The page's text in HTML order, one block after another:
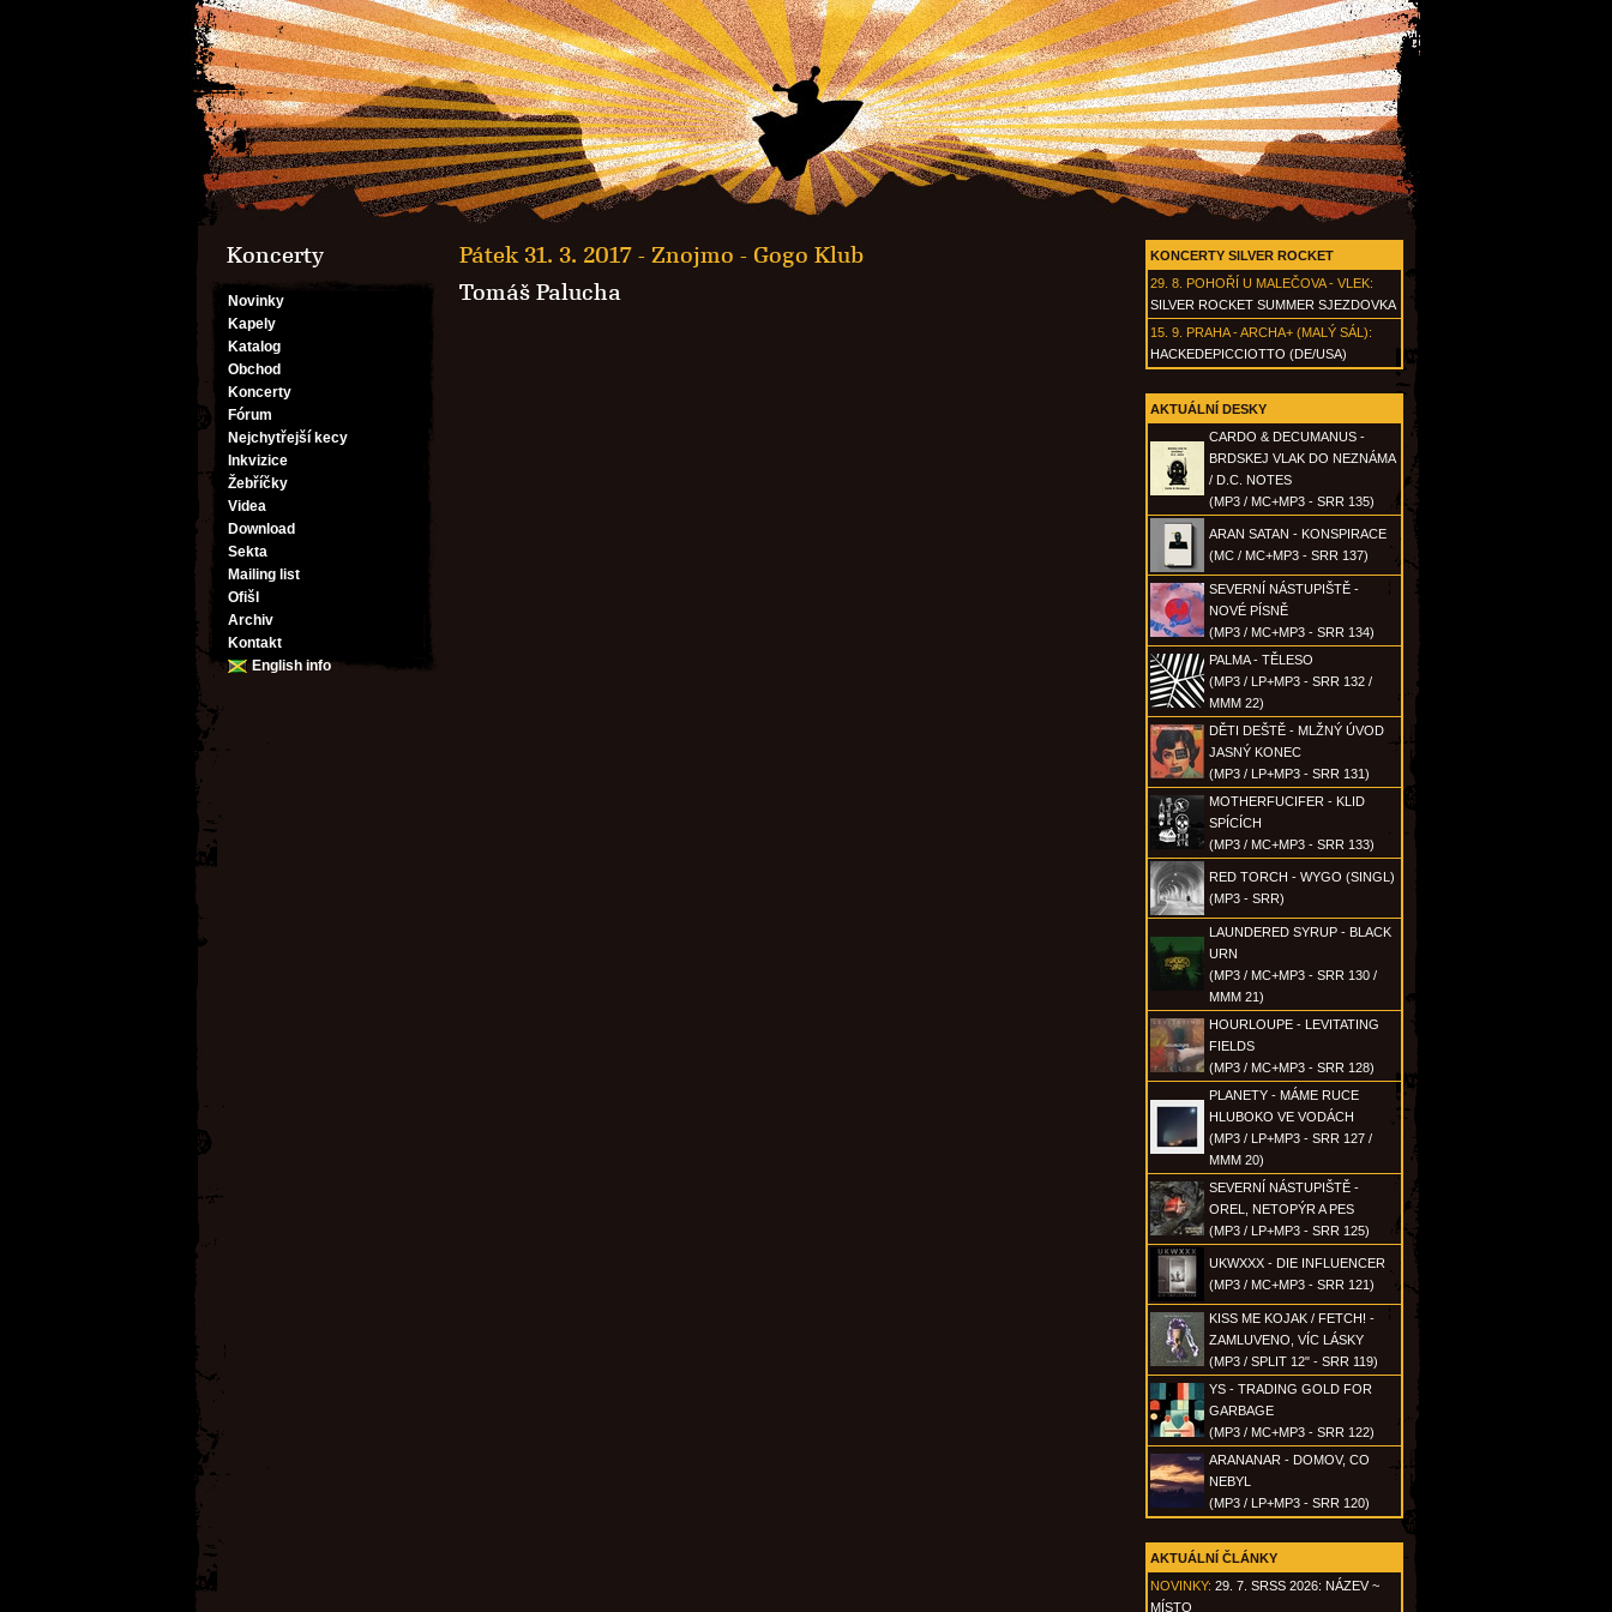
Koncerty
Novinky
Kapely
Katalog
Obchod
Koncerty
Fórum
Nejchytřejší kecy
Inkvizice
Žebříčky
Videa
Download
Sekta
Mailing list
Ofišl
Archiv
Kontakt
English info
KONCERTY SILVER ROCKET
29. 8. POHOŘÍ U MALEČOVA - VLEK:
SILVER ROCKET SUMMER SJEZDOVKA
15. 9. PRAHA - ARCHA+ (MALÝ SÁL):
HACKEDEPICCIOTTO (DE/USA)
AKTUÁLNÍ DESKY
CARDO & DECUMANUS -
BRDSKEJ VLAK DO NEZNÁMA
/ D.C. NOTES
(MP3 / MC+MP3 - SRR 135)
ARAN SATAN - KONSPIRACE
(MC / MC+MP3 - SRR 137)
SEVERNÍ NÁSTUPIŠTĚ -
NOVÉ PÍSNĚ
(MP3 / MC+MP3 - SRR 134)
PALMA - TĚLESO
(MP3 / LP+MP3 - SRR 132 /
MMM 22)
DĚTI DEŠTĚ - MLŽNÝ ÚVOD
JASNÝ KONEC
(MP3 / LP+MP3 - SRR 131)
MOTHERFUCIFER - KLID
SPÍCÍCH
(MP3 / MC+MP3 - SRR 133)
RED TORCH - WYGO (SINGL)
(MP3 - SRR)
LAUNDERED SYRUP - BLACK
URN
(MP3 / MC+MP3 - SRR 130 /
MMM 21)
HOURLOUPE - LEVITATING
FIELDS
(MP3 / MC+MP3 - SRR 128)
PLANETY - MÁME RUCE
HLUBOKO VE VODÁCH
(MP3 / LP+MP3 - SRR 127 /
MMM 20)
SEVERNÍ NÁSTUPIŠTĚ -
OREL, NETOPÝR A PES
(MP3 / LP+MP3 - SRR 125)
UKWXXX - DIE INFLUENCER
(MP3 / MC+MP3 - SRR 121)
KISS ME KOJAK / FETCH! -
ZAMLUVENO, VÍC LÁSKY
(MP3 / SPLIT 12" - SRR 119)
YS - TRADING GOLD FOR
GARBAGE
(MP3 / MC+MP3 - SRR 122)
ARANANAR - DOMOV, CO
NEBYL
(MP3 / LP+MP3 - SRR 120)
AKTUÁLNÍ ČLÁNKY
NOVINKY: 29. 7. SRSS 2026: NÁZEV ~
MÍSTO
Pátek 31. 3. 2017 - Znojmo - Gogo Klub
Tomáš Palucha